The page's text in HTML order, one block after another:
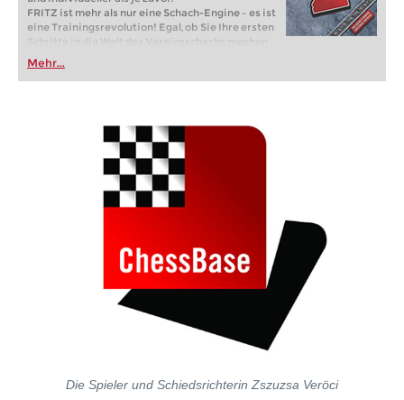
FRITZ ist mehr als nur eine Schach-Engine – es ist
eine Trainingsrevolution! Egal, ob Sie Ihre ersten
Schritte in die Welt des Vereinsschachs machen
oder bereits auf Turnierniveau spielen: Mit
FRITZ trainieren Sie effizienter, intelligenter und
individueller als je zuvor.
Mehr...
Die Spieler und Schiedsrichterin Zszuzsa Veröci